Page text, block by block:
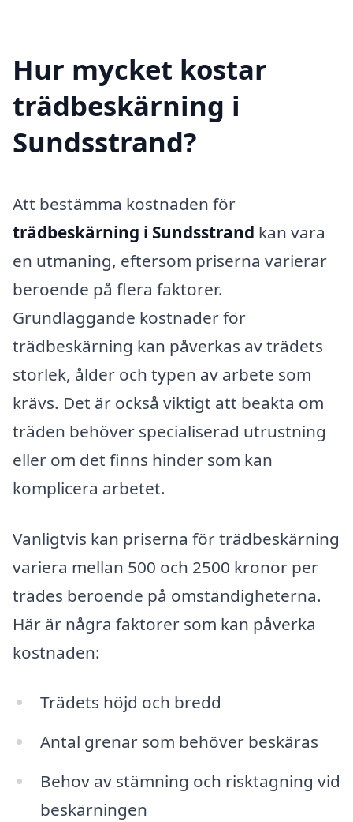
Hur mycket kostar
trädbeskärning i
Sundsstrand?
Att bestämma kostnaden för
trädbeskärning i Sundsstrand kan vara
en utmaning, eftersom priserna varierar
beroende på flera faktorer.
Grundläggande kostnader för
trädbeskärning kan påverkas av trädets
storlek, ålder och typen av arbete som
krävs. Det är också viktigt att beakta om
träden behöver specialiserad utrustning
eller om det finns hinder som kan
komplicera arbetet.
Vanligtvis kan priserna för trädbeskärning
variera mellan 500 och 2500 kronor per
trädes beroende på omständigheterna.
Här är några faktorer som kan påverka
kostnaden:
Trädets höjd och bredd
Antal grenar som behöver beskäras
Behov av stämning och risktagning vid
beskärningen